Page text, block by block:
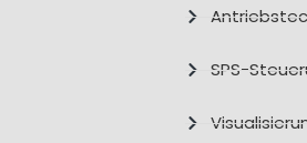
SPS-